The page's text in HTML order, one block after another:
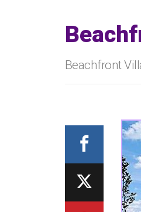
Beachfront